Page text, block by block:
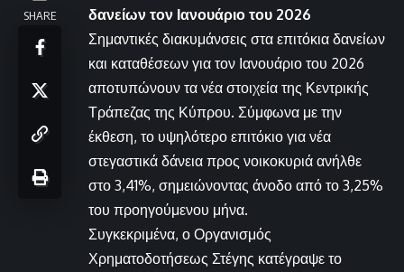
SHARE
δανείων τον Ιανουάριο του 2026
Σημαντικές διακυμάνσεις στα επιτόκια δανείων
και καταθέσεων για τον Ιανουάριο του 2026
αποτυπώνουν τα νέα στοιχεία της Κεντρικής
Τράπεζας της Κύπρου. Σύμφωνα με την
έκθεση, το υψηλότερο επιτόκιο για νέα
στεγαστικά δάνεια προς νοικοκυριά ανήλθε
στο 3,41%, σημειώνοντας άνοδο από το 3,25%
του προηγούμενου μήνα.
Συγκεκριμένα, ο Οργανισμός
Χρηματοδοτήσεως Στέγης κατέγραψε το